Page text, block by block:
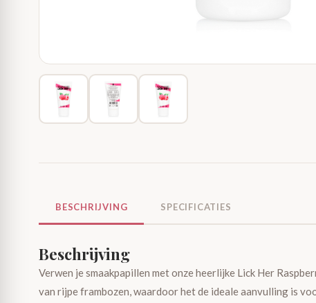
BESCHRIJVING SPECIFICATIES
Beschrijving
Verwen je smaakpapillen met onze heerlijke Lick Her
van rijpe frambozen, waardoor het de ideale aanvulling is